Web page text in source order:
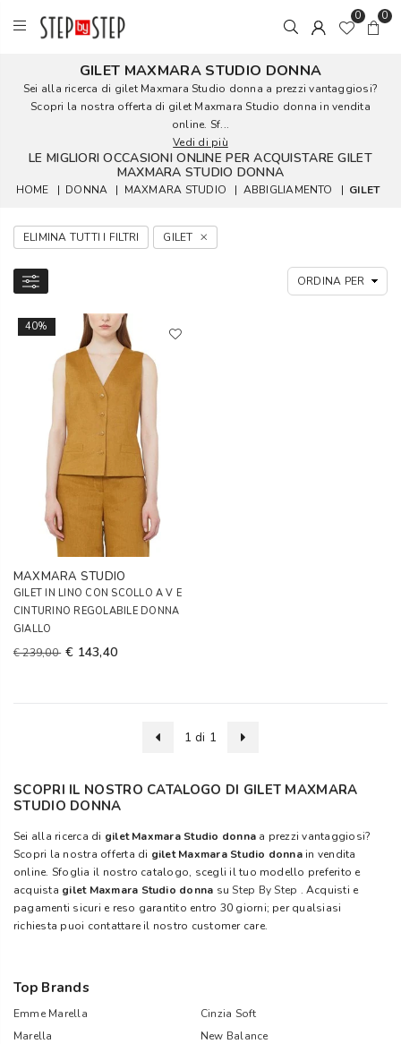
0 0
GILET MAXMARA STUDIO DONNA
Sei alla ricerca di gilet Maxmara Studio donna a prezzi vantaggiosi?
Scopri la nostra offerta di gilet Maxmara Studio donna in vendita
online. Sf...
Vedi di più
LE MIGLIORI OCCASIONI ONLINE PER ACQUISTARE GILET
MAXMARA STUDIO DONNA
HOME | DONNA | MAXMARA STUDIO | ABBIGLIAMENTO | GILET
ELIMINA TUTTI I FILTRI GILET
40%
MAXMARA STUDIO
GILET IN LINO CON SCOLLO A V E
CINTURINO REGOLABILE DONNA
GIALLO
€ 239,00 € 143,40
1 di 1
SCOPRI IL NOSTRO CATALOGO DI GILET MAXMARA
STUDIO DONNA
Sei alla ricerca di gilet Maxmara Studio donna a prezzi vantaggiosi?
Scopri la nostra offerta di gilet Maxmara Studio donna in vendita
online. Sfoglia il nostro catalogo, scegli il tuo modello preferito e
acquista gilet Maxmara Studio donna suStep By Step . Acquisti e
pagamenti sicuri e reso garantito entro 30 giorni; per qualsiasi
richiesta puoi contattare il nostro customer care.
Top Brands
Emme Marella
Cinzia Soft
Marella
New Balance